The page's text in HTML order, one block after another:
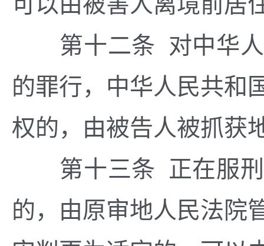
第十二条 对中华人
的罪行，中华人民共和
权的，由被告人被抓获
第十三条 正在服刑
的，由原审地人民法院